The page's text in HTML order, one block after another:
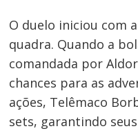
O duelo iniciou com
quadra. Quando a
comandada por
chances para as
ações, Telêmaco
sets, garantindo